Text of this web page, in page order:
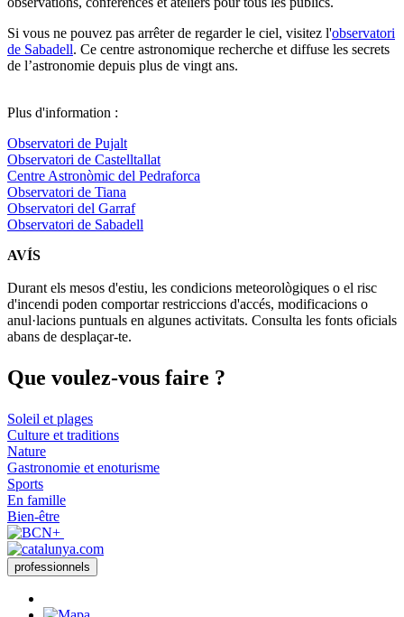
Si vous ne pouvez pas arrêter de regarder le ciel, visitez l'observatori
de Sabadell. Ce centre astronomique recherche et diffuse les secrets
de l’astronomie depuis plus de vingt ans.
Plus d'information :
Observatori de Pujalt
Observatori de Castelltallat
Centre Astronòmic del Pedraforca
Observatori de Tiana
Observatori del Garraf
Observatori de Sabadell
AVÍS
Durant els mesos d'estiu, les condicions meteorològiques o el risc
d'incendi poden comportar restriccions d'accés, modificacions o
anul·lacions puntuals en algunes activitats. Consulta les fonts oficials
abans de desplaçar-te.
Que voulez-vous faire ?
Soleil et plages
Culture et traditions
Nature
Gastronomie et enoturisme
Sports
En famille
Bien-être
professionnels